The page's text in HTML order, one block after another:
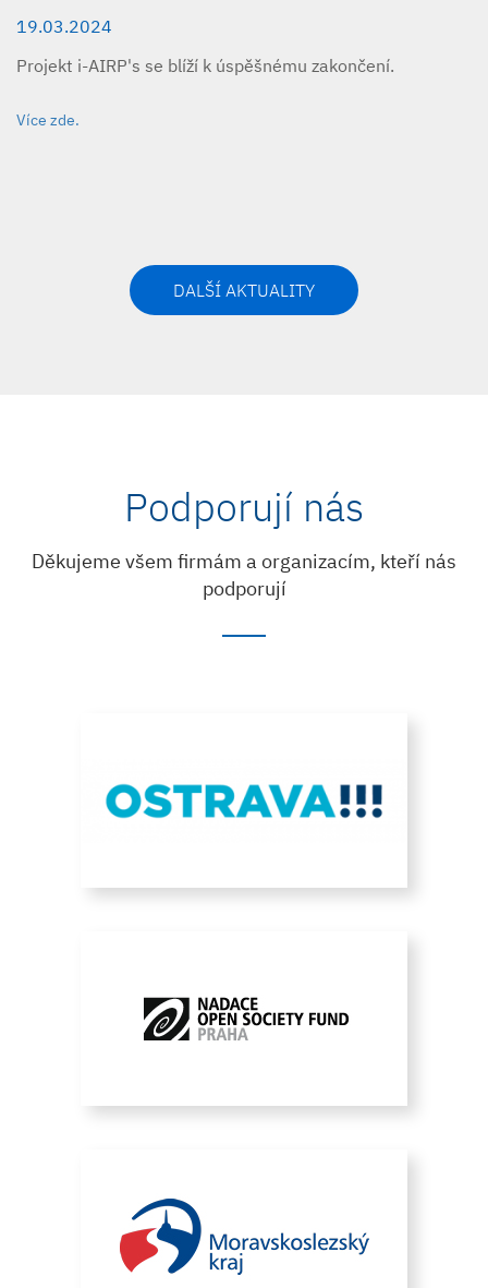
19.03.2024
Projekt i-AIRP's se blíží k úspěšnému zakončení.
Více zde.
DALŠÍ AKTUALITY
Podporují nás
Děkujeme všem firmám a organizacím, kteří nás
podporují